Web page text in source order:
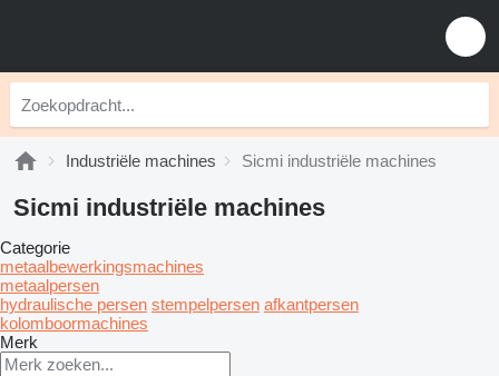
Industriële machines Sicmi industriële machines
Sicmi industriële machines
Categorie
metaalbewerkingsmachines
metaalpersen
hydraulische persen stempelpersen afkantpersen
kolomboormachines
Merk